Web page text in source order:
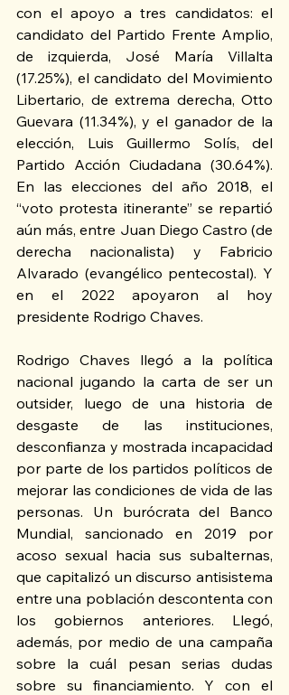
con el apoyo a tres candidatos: el
candidato del Partido Frente Amplio,
de izquierda, José María Villalta
(17.25%), el candidato del Movimiento
Libertario, de extrema derecha, Otto
Guevara (11.34%), y el ganador de la
elección, Luis Guillermo Solís, del
Partido Acción Ciudadana (30.64%).
En las elecciones del año 2018, el
“voto protesta itinerante” se repartió
aún más, entre Juan Diego Castro (de
derecha nacionalista) y Fabricio
Alvarado (evangélico pentecostal). Y
en el 2022 apoyaron al hoy
presidente Rodrigo Chaves.
Rodrigo Chaves llegó a la política
nacional jugando la carta de ser un
outsider, luego de una historia de
desgaste de las instituciones,
desconfianza y mostrada incapacidad
por parte de los partidos políticos de
mejorar las condiciones de vida de las
personas. Un burócrata del Banco
Mundial, sancionado en 2019 por
acoso sexual hacia sus subalternas,
que capitalizó un discurso antisistema
entre una población descontenta con
los gobiernos anteriores. Llegó,
además, por medio de una campaña
sobre la cuál pesan serias dudas
sobre su financiamiento. Y con el